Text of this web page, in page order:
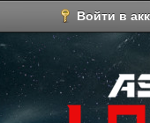
Войти в